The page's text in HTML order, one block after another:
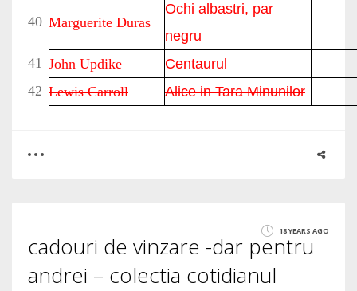
40 Marguerite Duras
Ochi albastri, par
negru
41 John Updike
Centaurul
42 Lewis Carroll Alice in Tara Minunilor
8732
18 YEARS AGO
cadouri de vinzare -dar pentru
andrei – colectia cotidianul